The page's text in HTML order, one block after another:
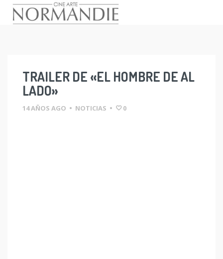
TRAILER DE «EL HOMBRE DE AL
LADO»
14 AÑOS AGO • NOTICIAS • 0